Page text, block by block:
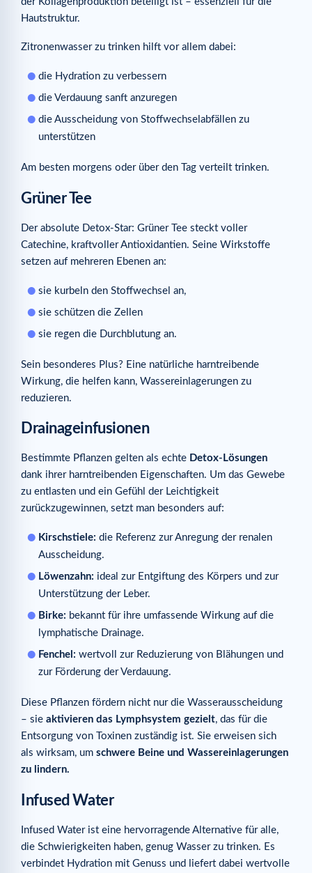
Hautstruktur.
Zitronenwasser zu trinken hilft vor allem dabei:
die Hydration zu verbessern
die Verdauung sanft anzuregen
die Ausscheidung von Stoffwechselabfällen zu
unterstützen
Am besten morgens oder über den Tag verteilt trinken.
Grüner Tee
Der absolute Detox-Star: Grüner Tee steckt voller
Catechine, kraftvoller Antioxidantien. Seine Wirkstoffe
setzen auf mehreren Ebenen an:
sie kurbeln den Stoffwechsel an,
sie schützen die Zellen
sie regen die Durchblutung an.
Sein besonderes Plus? Eine natürliche harntreibende
Wirkung, die helfen kann, Wassereinlagerungen zu
reduzieren.
Drainageinfusionen
Bestimmte Pflanzen gelten als echte Detox-Lösungen
dank ihrer harntreibenden Eigenschaften. Um das Gewebe
zu entlasten und ein Gefühl der Leichtigkeit
zurückzugewinnen, setzt man besonders auf:
Kirschstiele: die Referenz zur Anregung der renalen
Ausscheidung.
Löwenzahn: ideal zur Entgiftung des Körpers und zur
Unterstützung der Leber.
Birke: bekannt für ihre umfassende Wirkung auf die
lymphatische Drainage.
Fenchel: wertvoll zur Reduzierung von Blähungen und
zur Förderung der Verdauung.
Diese Pflanzen fördern nicht nur die Wasserausscheidung
– sie aktivieren das Lymphsystem gezielt, das für die
Entsorgung von Toxinen zuständig ist. Sie erweisen sich
als wirksam, um schwere Beine und Wassereinlagerungen
zu lindern.
Infused Water
Infused Water ist eine hervorragende Alternative für alle,
die Schwierigkeiten haben, genug Wasser zu trinken. Es
verbindet Hydration mit Genuss und liefert dabei wertvolle